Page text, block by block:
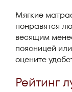
Мягкие
понравятся
весящим
поясницей
оцените
Рейтинг